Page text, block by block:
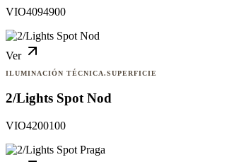
VIO4094900
Ver
ILUMINACIÓN TÉCNICA.SUPERFICIE
2/Lights Spot Nod
VIO4200100